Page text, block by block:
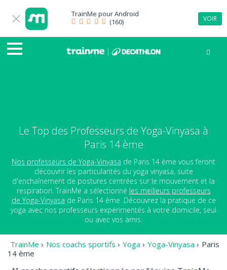
TrainMe pourAndroid
(160)
VOIR
Le Top des Professeurs de Yoga-Vinyasa à
Paris 14 ème
Nos professeurs de Yoga-Vinyasa de Paris 14 ème vous feront
découvrir les particularités du yoga vinyasa, suite
d'enchaînement de postures centrées sur le mouvement et la
respiration. TrainMe a sélectionné les meilleurs professeurs
de Yoga-Vinyasa de Paris 14 ème .Découvrez la pratique de ce
yoga avec nos professeurs expérimentés à votre domicile, seul
ou avec vos amis.
TrainMe › Nos coachs sportifs › Yoga › Yoga-Vinyasa › Paris
14 ème